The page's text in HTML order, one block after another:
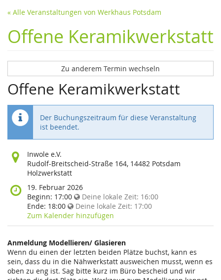
« Alle Veranstaltungen von Werkhaus Potsdam
Offene Keramikwerkstatt
Zu anderem Termin wechseln
Offene Keramikwerkstatt
Der Buchungszeitraum für diese Veranstaltung
ist beendet.
Wo
findet
diese
statt?
Inwole e.V.
Rudolf-Breitscheid-Straße 164, 14482 Potsdam
Holzwerkstatt
Wann
findet
diese
Veranstaltung
statt?
19. Februar 2026
Beginn: 17:00 Deine lokale Zeit: 16:00
Ende: 18:00 Deine lokale Zeit: 17:00
Zum Kalender hinzufügen
Anmeldung Modellieren/ Glasieren
Wenn du einen der letzten beiden Plätze buchst, kann es
sein, dass du in die Nähwerkstatt ausweichen musst, wenn es
oben zu eng ist. Sag bitte kurz im Büro bescheid und wir